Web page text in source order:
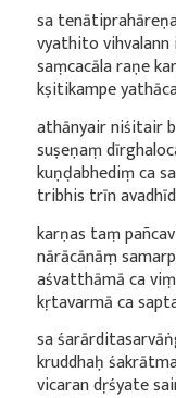
sa
vyathito vihvalann
saṃcacāla raṇe
kṣitikampe
athānyair niśitair
suṣeṇaṃ
kuṇḍabhediṃ ca
tribhis trīn avadhīd
karṇas taṃ
nārācānāṃ
aśvatthāmā ca
kṛtavarmā ca
sa
kruddhaḥ
vicaran dṛśyate